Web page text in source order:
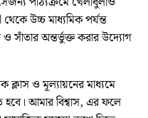
থেকে উচ্চ মাধ্যমিক পর্যন্ত
ও সাঁতার অন্তর্ভুক্ত করার উদ্যোগ
ক্লাস ও মূল্যায়নের মাধ্যমে
হবে। আমার বিশ্বাস, এর ফলে